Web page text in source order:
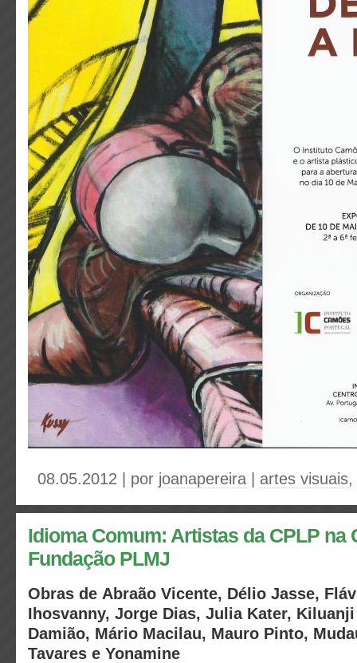
08.05.2012 | por joanapereira artes visuais,
Idioma Comum: Artistas da CPLP na
Fundação PLMJ
Obras de Abraão Vicente, Délio Jasse,
Ihosvanny, Jorge Dias, Julia Kater,
Damião, Mário Macilau, Mauro Pinto,
Tavares e Yonamine